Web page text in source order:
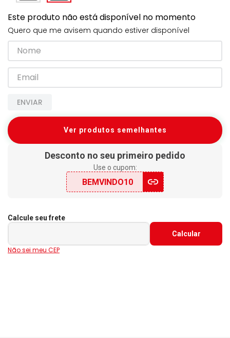
Este produto não está disponível no momento
Quero que me avisem quando estiver disponível
ENVIAR
Ver produtos semelhantes
Desconto no seu primeiro pedido
Use o cupom:
BEMVINDO10
Calcule seu frete
Não sei meu CEP